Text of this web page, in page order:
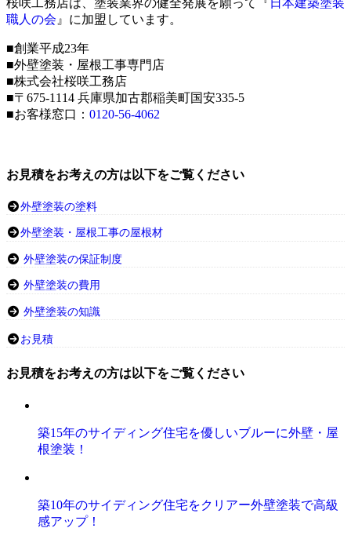
職人の会 』に加盟しています。
■創業平成23年
■外壁塗装・屋根工事専門店
■株式会社桜咲工務店
■〒675-1114 兵庫県加古郡稲美町国安335-5
■お客様窓口： 0120-56-4062
お見積をお考えの方は以下をご覧ください
外壁塗装の塗料
外壁塗装・屋根工事の屋根材
外壁塗装の保証制度
外壁塗装の費用
外壁塗装の知識
お見積
お見積をお考えの方は以下をご覧ください
築15年のサイディング住宅を優しいブルーに外壁・屋
根塗装！
築10年のサイディング住宅をクリアー外壁塗装で高級
感アップ！